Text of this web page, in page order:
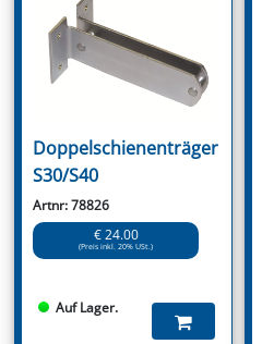
Doppelschienenträger
S30/S40
Artnr: 78826
€ 24.00
(Preis inkl. 20% USt.)
Auf Lager.